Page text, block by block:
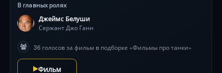
батальон. Выбор прост: бегство или бой против
превосходящих сил.
В главных ролях
Джеймс Белуши
Сержант Джо Ганн
36 голосов за фильм в подборке «Фильмы про танки»
Фильм